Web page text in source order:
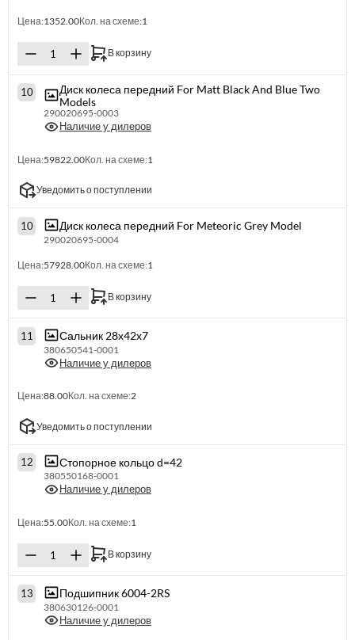
Цена:1352.00Кол. на схеме:1
В корзину
10
Диск колеса передний For Matt Black And Blue Two
Models
290020695-0003
Наличие у дилеров
Цена:59822.00Кол. на схеме:1
Уведомить о поступлении
10 Диск колеса передний For Meteoric Grey Model
290020695-0004
Цена:57928.00Кол. на схеме:1
В корзину
11 Сальник 28х42х7
380650541-0001
Наличие у дилеров
Цена:88.00Кол. на схеме:2
Уведомить о поступлении
12 Стопорное кольцо d=42
380550168-0001
Наличие у дилеров
Цена:55.00Кол. на схеме:1
В корзину
13 Подшипник 6004-2RS
380630126-0001
Наличие у дилеров